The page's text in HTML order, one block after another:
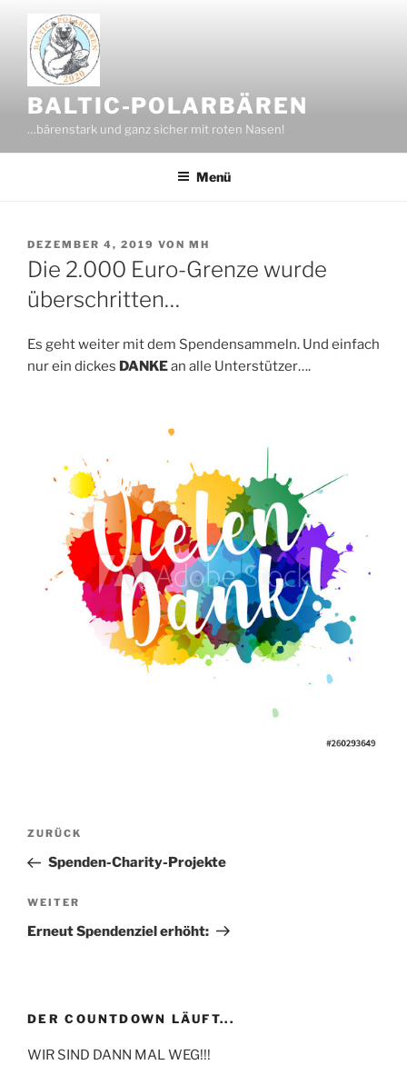
Inhalt
springen
BALTIC-POLARBÄREN
…bärenstark und ganz sicher mit roten Nasen!
Menü
VERÖFFENTLICHT
AM
DEZEMBER 4, 2019 VON MH
Die 2.000 Euro-Grenze wurde
überschritten…
Es geht weiter mit dem Spendensammeln. Und einfach
nur ein dickes DANKEan alle Unterstützer….
Beitragsnavigation
Vorheriger
Beitrag
ZURÜCK
Spenden-Charity-Projekte
Nächster
Beitrag
WEITER
Erneut Spendenziel erhöht:
DER COUNTDOWN LÄUFT...
WIR SIND DANN MAL WEG!!!